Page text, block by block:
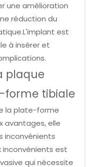
une amélioration
réduction du
est
à insérer et
plaque
forme tibiale
la plate-forme
avantages, elle
inconvénients
inconvénients est
qui nécessite